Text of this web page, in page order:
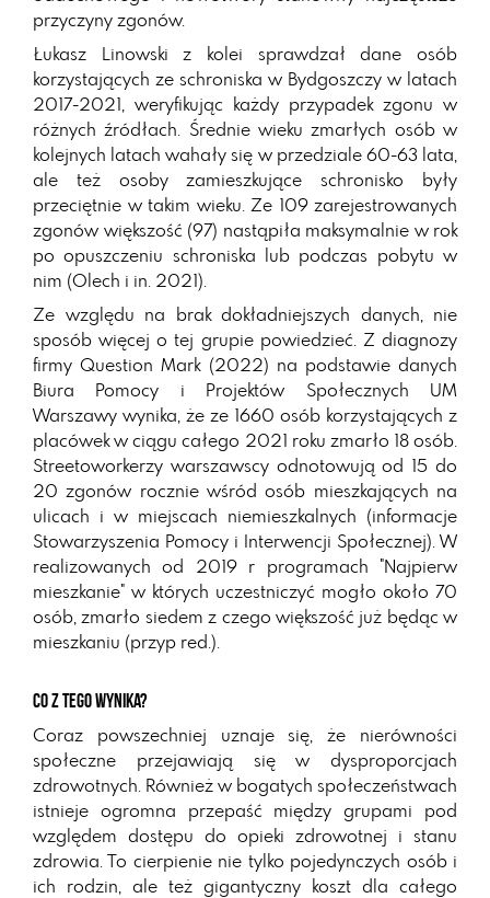
przyczyny zgonów.
Łukasz Linowski z kolei sprawdzał dane osób
korzystających ze schroniska w Bydgoszczy w latach
2017-2021, weryfikując każdy przypadek zgonu w
różnych źródłach. Średnie wieku zmarłych osób w
kolejnych latach wahały się w przedziale 60-63 lata,
ale też osoby zamieszkujące schronisko były
przeciętnie w takim wieku. Ze 109 zarejestrowanych
zgonów większość (97) nastąpiła maksymalnie w rok
po opuszczeniu schroniska lub podczas pobytu w
nim (Olech i in. 2021).
Ze względu na brak dokładniejszych danych, nie
sposób więcej o tej grupie powiedzieć. Z diagnozy
firmy Question Mark (2022) na podstawie danych
Biura Pomocy i Projektów Społecznych UM
Warszawy wynika, że ze 1660 osób korzystających z
placówek w ciągu całego 2021 roku zmarło 18 osób.
Streetoworkerzy warszawscy odnotowują od 15 do
20 zgonów rocznie wśród osób mieszkających na
ulicach i w miejscach niemieszkalnych (informacje
Stowarzyszenia Pomocy i Interwencji Społecznej). W
realizowanych od 2019 r programach "Najpierw
mieszkanie" w których uczestniczyć mogło około 70
osób, zmarło siedem z czego większość już będąc w
mieszkaniu (przyp red.).
Co z tego wynika?
Coraz powszechniej uznaje się, że nierówności
społeczne przejawiają się w dysproporcjach
zdrowotnych. Również w bogatych społeczeństwach
istnieje ogromna przepaść między grupami pod
względem dostępu do opieki zdrowotnej i stanu
zdrowia. To cierpienie nie tylko pojedynczych osób i
ich rodzin, ale też gigantyczny koszt dla całego